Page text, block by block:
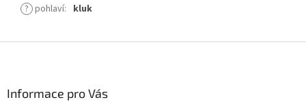
? pohlaví: kluk
Informace pro Vás